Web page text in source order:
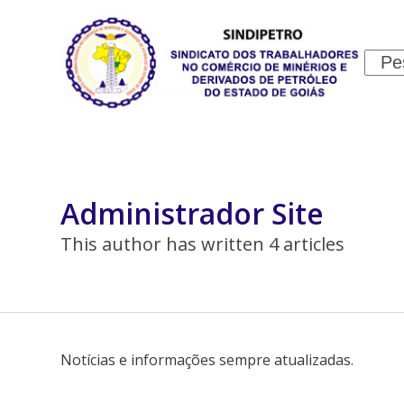
Administrador Site
This author has written 4 articles
Notícias e informações sempre atualizadas.